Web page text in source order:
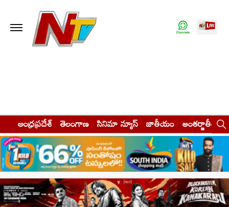
ఆంధ్రప్రదేశ్ తెలంగాణ సినిమా న్యూస్ జాతీయం అంతర్జాతీయం